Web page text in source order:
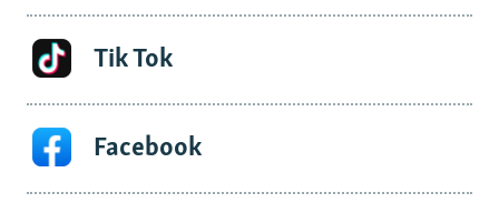
Tik Tok
Facebook